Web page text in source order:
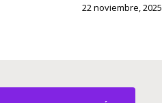
22 noviembre, 2025